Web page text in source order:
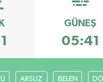
GÜNEŞ
05:41
ARSUZ BELEN